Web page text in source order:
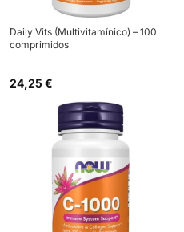
Daily Vits (Multivitamínico) – 100
comprimidos
24,25 €